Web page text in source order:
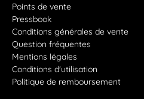
Points de vente
Pressbook
Conditions générales de vente
Question fréquentes
Mentions légales
Conditions d'utilisation
Politique de remboursement